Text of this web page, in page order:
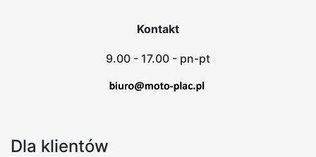
Kontakt
9.00 - 17.00 - pn-pt
Dla klientów